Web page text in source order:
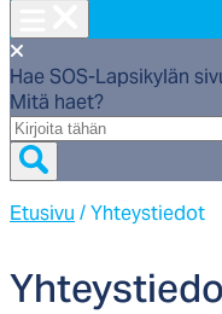
Hae SOS-Lapsikylän
Mitä haet?
Mitä
haet?
Etusivu /Yhteystiedot